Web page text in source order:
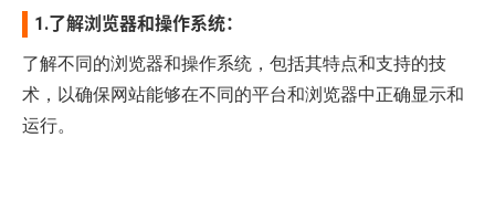
1.了解浏览器和操作系统：
了解不同的浏览器和操作系统，包括其特点和支持的技
术，以确保网站能够在不同的平台和浏览器中正确显示和
运行。